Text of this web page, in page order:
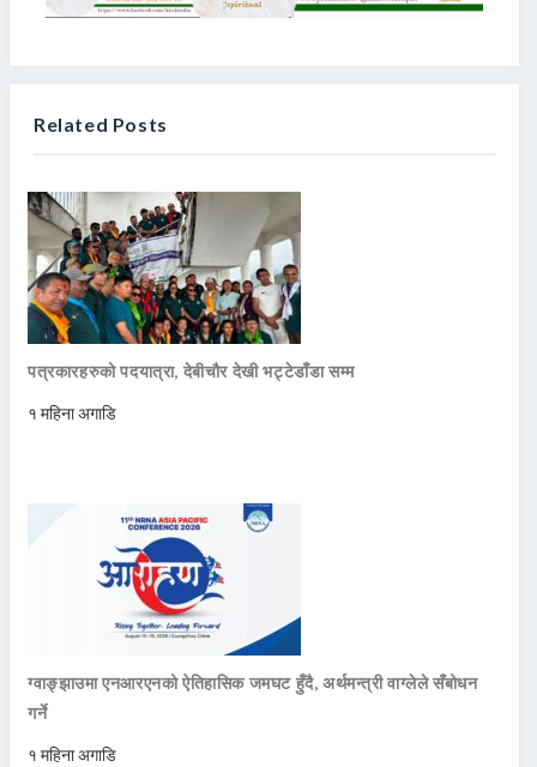
Related Posts
पत्रकारहरुको पदयात्रा, देबीचौर देखी भट्टेडाँडा सम्म
१ महिना अगाडि
ग्वाङ्झाउमा एनआरएनको ऐतिहासिक जमघट हुँदै, अर्थमन्त्री वाग्लेले सँबोधन
गर्ने
१ महिना अगाडि